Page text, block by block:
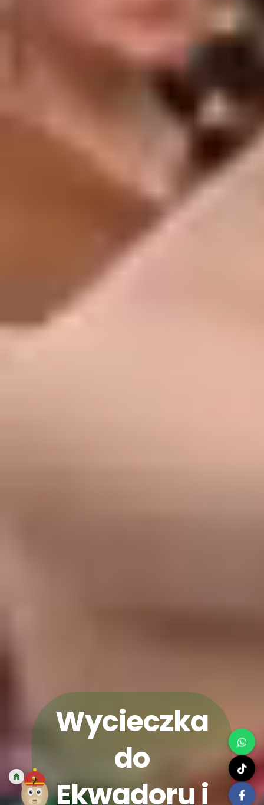
Wycieczka
do
Ekwadoru i